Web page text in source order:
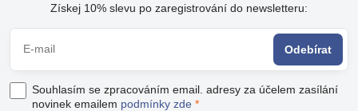
Získej 10% slevu po zaregistrování do newsletteru:
Odebírat
Souhlasím se zpracováním email. adresy za účelem zasílání
novinek emailem podmínky zde *